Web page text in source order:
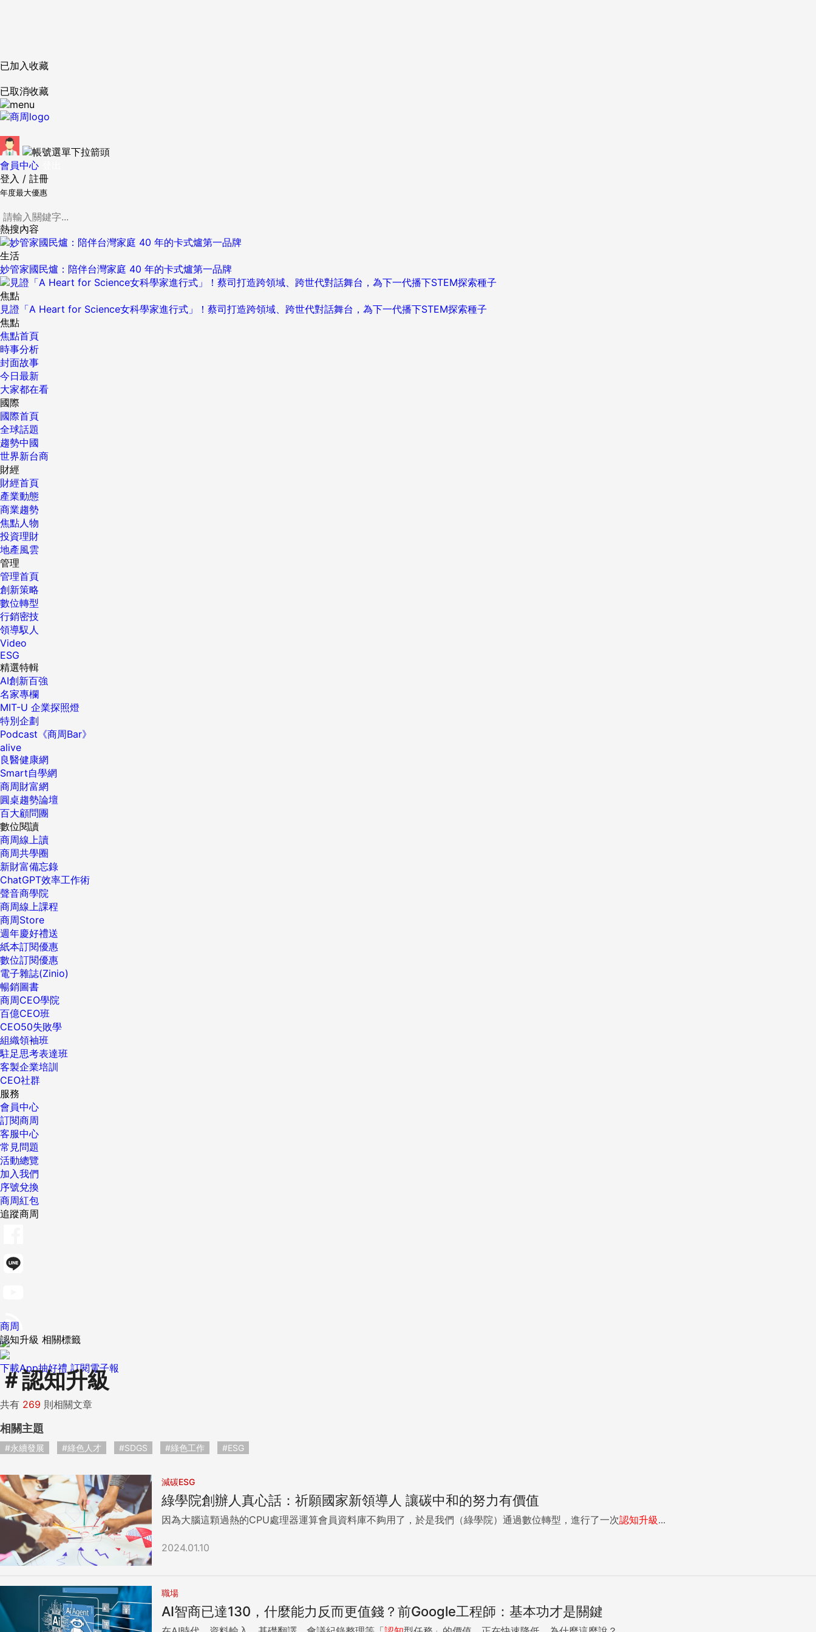
已加入收藏
已取消收藏
會員中心
登入 / 註冊
年度最大優惠
熱搜內容
生活
妙管家國民爐：陪伴台灣家庭 40 年的卡式爐第一品牌
焦點
見證「A Heart for Science女科學家進行式」！蔡司打造跨領域、跨世代對話舞台，為下一代播下STEM探索種子
焦點
焦點首頁
時事分析
封面故事
今日最新
大家都在看
國際
國際首頁
全球話題
趨勢中國
世界新台商
財經
財經首頁
產業動態
商業趨勢
焦點人物
投資理財
地產風雲
管理
管理首頁
創新策略
數位轉型
行銷密技
領導馭人
Video
ESG
精選特輯
AI創新百強
名家專欄
MIT-U 企業探照燈
特別企劃
Podcast《商周Bar》
alive
良醫健康網
Smart自學網
商周財富網
圓桌趨勢論壇
百大顧問團
數位閱讀
商周線上讀
商周共學圈
新財富備忘錄
ChatGPT效率工作術
聲音商學院
商周線上課程
商周Store
週年慶好禮送
紙本訂閱優惠
數位訂閱優惠
電子雜誌(Zinio)
暢銷圖書
商周CEO學院
百億CEO班
CEO50失敗學
組織領袖班
駐足思考表達班
客製企業培訓
CEO社群
服務
會員中心
訂閱商周
客服中心
常見問題
活動總覽
加入我們
序號兌換
商周紅包
追蹤商周
下載App抽好禮 訂閱電子報
商周
認知升級 相關標籤
＃認知升級
共有 269 則相關文章
相關主題
#永續發展 #綠色人才 #SDGS #綠色工作 #ESG
減碳ESG
綠學院創辦人真心話：祈願國家新領導人 讓碳中和的努力有價值
因為大腦這顆過熱的CPU處理器運算會員資料庫不夠用了，於是我們（綠學院）通過數位轉型，進行了一次認知升級...
2024.01.10
職場
AI智商已達130，什麼能力反而更值錢？前Google工程師：基本功才是關鍵